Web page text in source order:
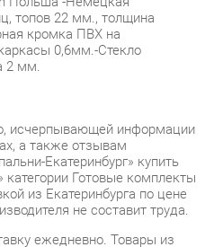
мм.
информации
Екатеринбург» купить
из Екатеринбурга по цене
не составит труда.
ежедневно. Товары из
в Екатеринбурге вы
с момента оформления
заказать подъём на этаж